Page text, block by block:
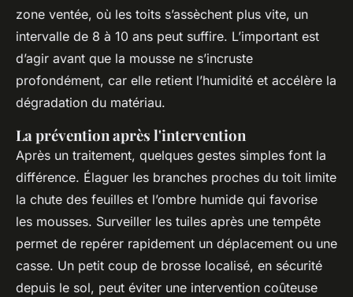
zone ventée, où les toits s’assèchent plus vite, un
intervalle de 8 à 10 ans peut suffire. L’important est
d’agir avant que la mousse ne s’incruste
profondément, car elle retient l’humidité et accélère la
dégradation du matériau.
La prévention après l'intervention
Après un traitement, quelques gestes simples font la
différence. Élaguer les branches proches du toit limite
la chute des feuilles et l’ombre humide qui favorise
les mousses. Surveiller les tuiles après une tempête
permet de repérer rapidement un déplacement ou une
casse. Un petit coup de brosse localisé, en sécurité
depuis le sol, peut éviter une intervention coûteuse